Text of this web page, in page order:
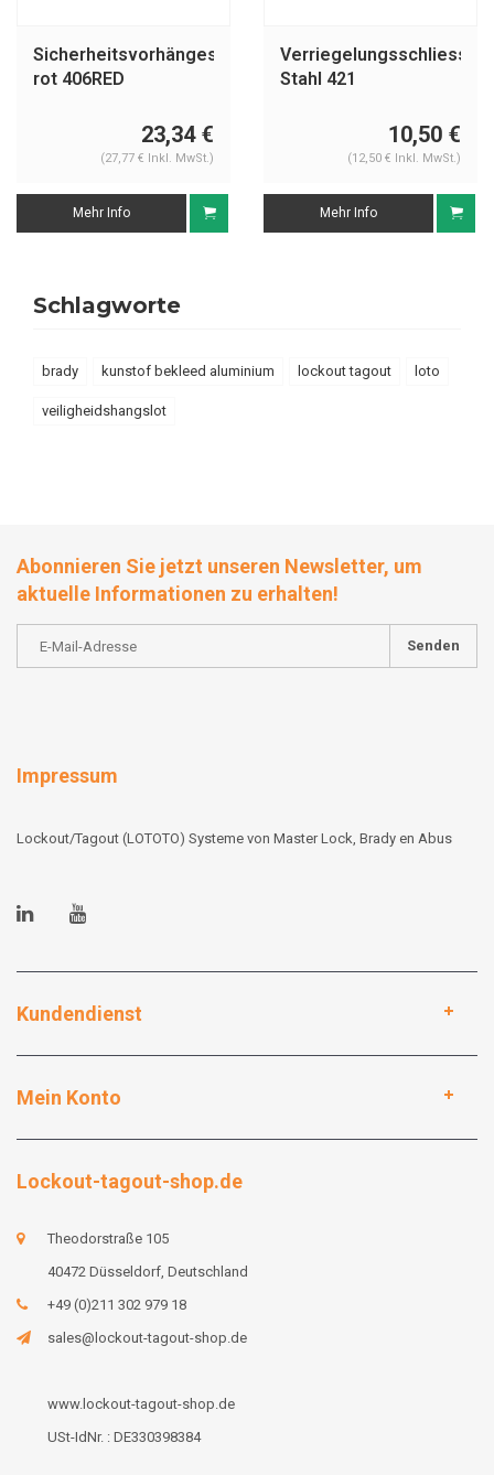
Sicherheitsvorhängeschloss
rot 406RED
23,34 €
(27,77 € Inkl. MwSt.)
Mehr Info
Stahl 421
10,50 €
(12,50 € Inkl. MwSt.)
Mehr Info
Schlagworte
brady kunstof bekleed aluminium lockout tagout loto
veiligheidshangslot
Abonnieren Sie jetzt unseren Newsletter, um
aktuelle Informationen zu erhalten!
Senden
Impressum
Lockout/Tagout (LOTOTO) Systeme von Master Lock, Brady en Abus
Kundendienst
Mein Konto
Lockout-tagout-shop.de
Theodorstraße 105
40472 Düsseldorf, Deutschland
+49 (0)211 302 979 18
sales@lockout-tagout-shop.de
www.lockout-tagout-shop.de
USt-IdNr. : DE330398384